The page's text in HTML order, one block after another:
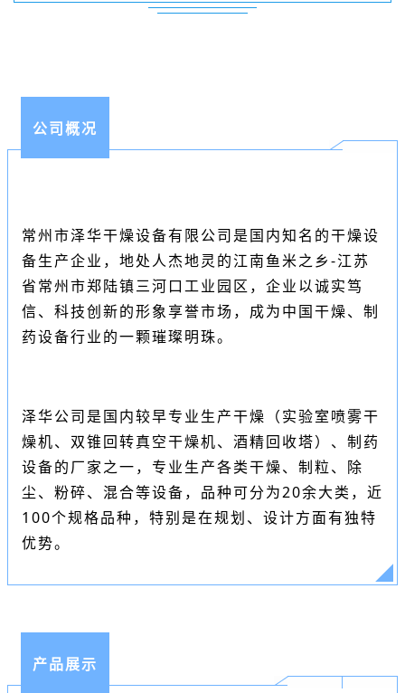
公司概况
常州市泽华干燥设备有限公司是国内知名的干燥设
备生产企业，地处人杰地灵的江南鱼米之乡-江苏
省常州市郑陆镇三河口工业园区，企业以诚实笃
信、科技创新的形象享誉市场，成为中国干燥、制
药设备行业的一颗璀璨明珠。
泽华公司是国内较早专业生产干燥（实验室喷雾干
燥机、双锥回转真空干燥机、酒精回收塔）、制药
设备的厂家之一，专业生产各类干燥、制粒、除
尘、粉碎、混合等设备，品种可分为20余大类，近
100个规格品种，特别是在规划、设计方面有独特
优势。
产品展示